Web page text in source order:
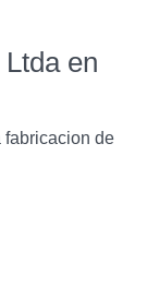
en
fabricacion de